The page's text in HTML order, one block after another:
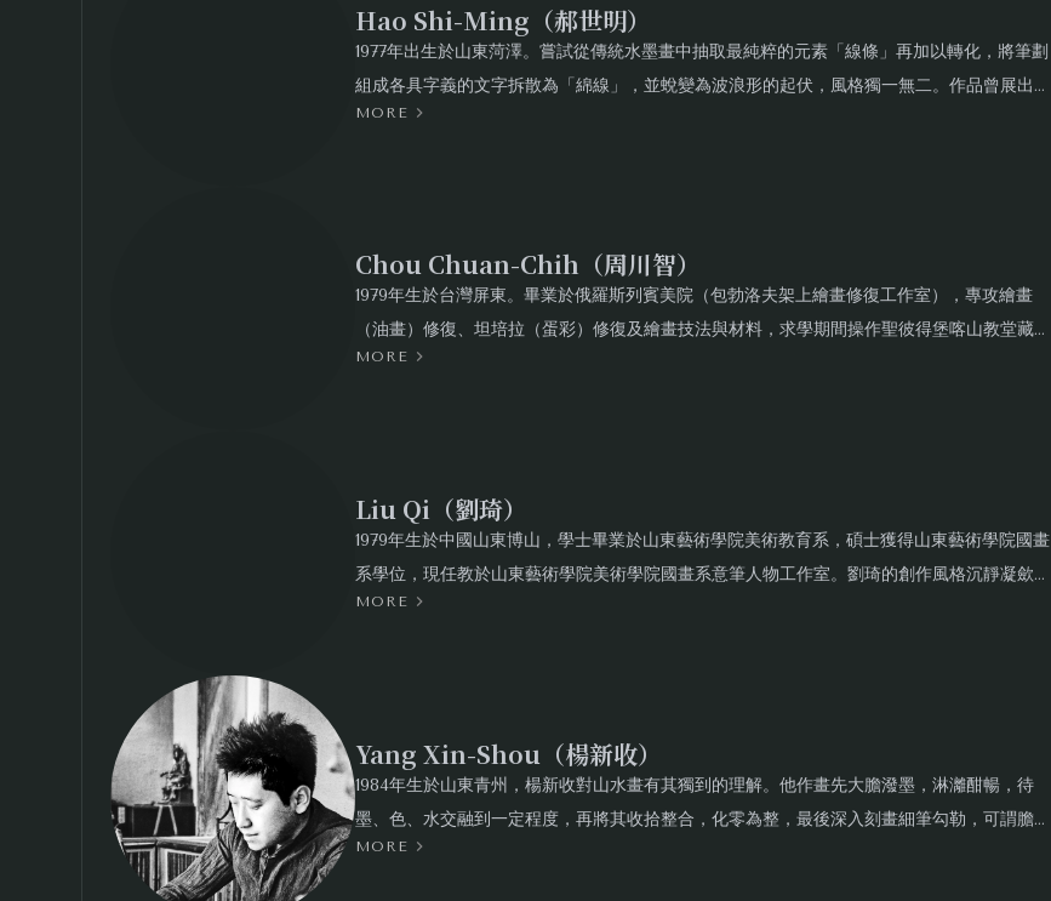
Hao Shi-Ming（郝世明）
1977年出生於山東菏澤。嘗試從傳統水墨畫中抽取最純粹的元素「線條」再加以轉化，將筆劃
組成各具字義的文字拆散為「綿線」，並蛻變為波浪形的起伏，風格獨一無二。作品曾展出於
中國美術館、上海美術館、今日美術館、河北省博物館、上海多倫現代美術館、武漢美術館。
MORE
Chou Chuan-Chih（周川智）
1979年生於台灣屏東。畢業於俄羅斯列賓美院（包勃洛夫架上繪畫修復工作室），專攻繪畫
（油畫）修復、坦培拉（蛋彩）修復及繪畫技法與材料，求學期間操作聖彼得堡喀山教堂藏
品、帕夫洛斯克博物館、普希金博物館、聖彼德堡宗教博物館等十餘件博物館等級修復。結合
MORE
Liu Qi（劉琦）
1979年生於中國山東博山，學士畢業於山東藝術學院美術教育系，碩士獲得山東藝術學院國畫
系學位，現任教於山東藝術學院美術學院國畫系意筆人物工作室。劉琦的創作風格沉靜凝歛，
汲取中國傳統美學及古典的精神，也採擷西方現代藝術的形式特徵，跳出傳統水墨的形式，以
MORE
Yang Xin-Shou（楊新收）
1984年生於山東青州，楊新收對山水畫有其獨到的理解。他作畫先大膽潑墨，淋灕酣暢，待
墨、色、水交融到一定程度，再將其收拾整合，化零為整，最後深入刻畫細筆勾勒，可謂膽大
心細，作品畫面保留了傳統山水畫的意境，亦不乏現代審美趣味。他畫的常是「空山」——沒
MORE